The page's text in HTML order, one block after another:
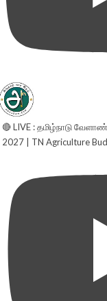
🔴 LIVE : தமிழ்நாடு
2027 | TN Agriculture